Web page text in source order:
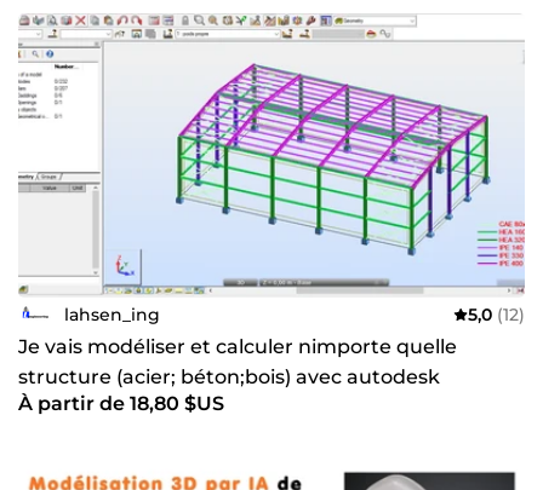
lahsen_ing 5,0 (12)
Je vais modéliser et calculer nimporte quelle
structure (acier; béton;bois) avec autodesk
structural robot
À partir de 18,80 $US